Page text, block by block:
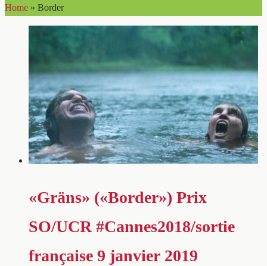
Home » Border
«Gräns» («Border») Prix
SO/UCR #Cannes2018/sortie
française 9 janvier 2019